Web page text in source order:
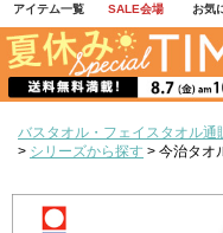
アイテム一覧 SALE会場 お気
バスタオル・フェイスタオル通
シリーズから探す
今治タオ